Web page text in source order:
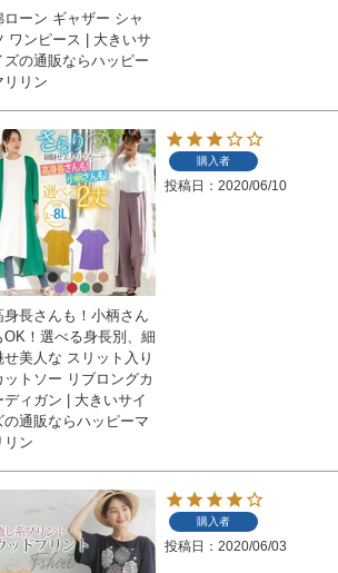
ローン ギャザー シャ
ワンピース | 大きいサ
ズの通販ならハッピー
リリン
身長さんも！小柄さん
OK！選べる身長別、細
せ美人な スリット入り
ットソー リブロングカ
ディガン | 大きいサイ
の通販ならハッピーマ
リン
購入者
投稿日 2020/06/10
購入者
投稿日 2020/06/03